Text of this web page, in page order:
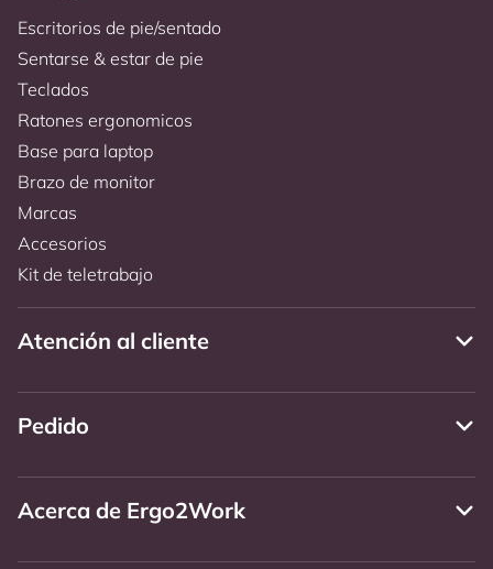
Escritorios de pie/sentado
Sentarse & estar de pie
Teclados
Ratones ergonomicos
Base para laptop
Brazo de monitor
Marcas
Accesorios
Kit de teletrabajo
Atención al cliente
Pedido
Acerca de Ergo2Work